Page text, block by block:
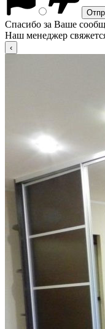
Спасибо за Ваше
Наш менеджер